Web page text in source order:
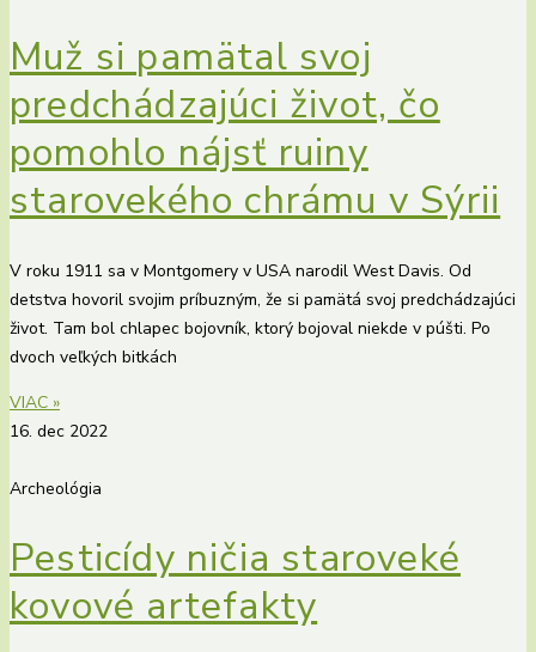
Muž si pamätal svoj
predchádzajúci život, čo
pomohlo nájsť ruiny
starovekého chrámu v Sýrii
V roku 1911 sa v Montgomery v USA narodil West Davis. Od
detstva hovoril svojim príbuzným, že si pamätá svoj predchádzajúci
život. Tam bol chlapec bojovník, ktorý bojoval niekde v púšti. Po
dvoch veľkých bitkách
VIAC »
16. dec 2022
Archeológia
Pesticídy ničia staroveké
kovové artefakty